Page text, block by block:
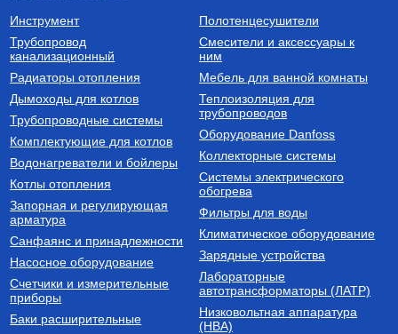
Инструмент
Трубопровод
канализационный
Радиаторы отопления
Дымоходы для котлов
Трубопроводные системы
Комплектующие для котлов
Водонагреватели и бойлеры
Котлы отопления
Запорная и регулирующая
арматура
Санфаянс и принадлежности
Насосное оборудование
Счетчики и измерительные
приборы
Баки расширительные
Полотенцесушители
Смесители и аксессуары к
ним
Мебель для ванной комнаты
Теплоизоляция для
трубопроводов
Оборудование Danfoss
Коллекторные системы
Системы электрического
обогрева
Фильтры для воды
Климатическое оборудование
Зарядные устройства
Лабораторные
автотрансформаторы (ЛАТР)
Низковольтная аппаратура
(НВА)